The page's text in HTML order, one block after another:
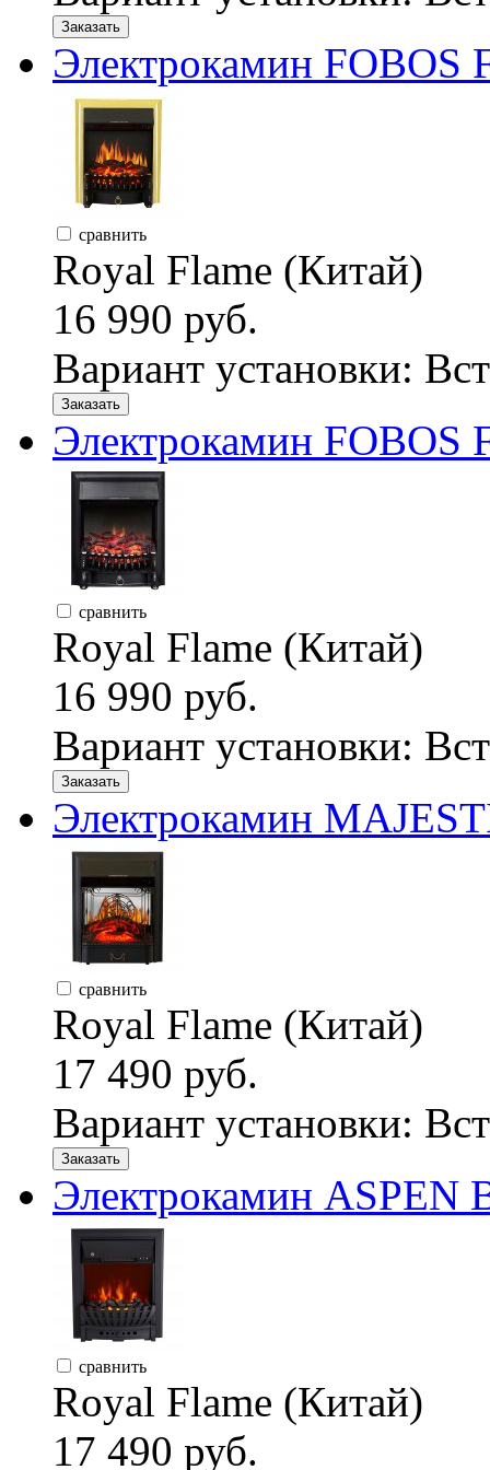
Заказать
Электрокамин FOBOS
сравнить
Royal Flame (Китай)
16 990 руб.
Вариант установки:
Заказать
Электрокамин
сравнить
Royal Flame (Китай)
16 990 руб.
Вариант установки:
Заказать
Электрокамин
сравнить
Royal Flame (Китай)
17 490 руб.
Вариант установки:
Заказать
Электрокамин ASPEN
сравнить
Royal Flame (Китай)
17 490 руб.